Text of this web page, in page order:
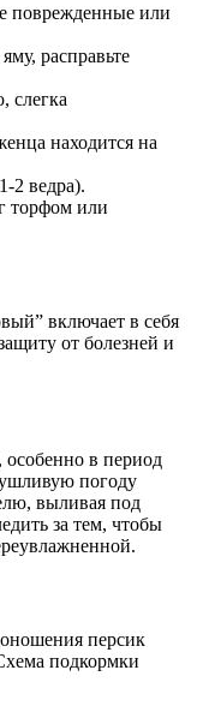
поврежденные или
расправьте
слегка
находится на
2 ведра).
торфом или
включает в себя
от болезней и
особенно в период
погоду
выливая под
за тем, чтобы
персик
подкормки